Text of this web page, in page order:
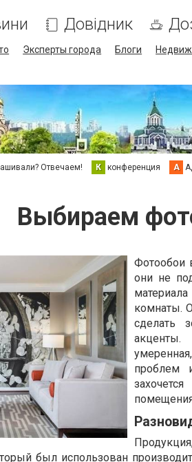
Довідник
Эксперты города Блоги
Отвечаем! К конференция А
Выбираем
Фотообои
они не
комнаты.
сделать
проблем
был использован